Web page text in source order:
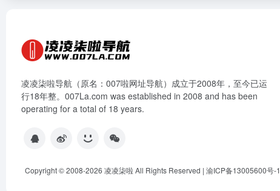
凌凌柒啦导航（原名：007啦网址导航）成立于2008年，至今已运
行18年整。007La.com was established in 2008 and has been
operating for a total of 18 years.
Copyright © 2008-2026 凌凌柒啦 All Rights Reserved | 渝ICP备13005600号-1